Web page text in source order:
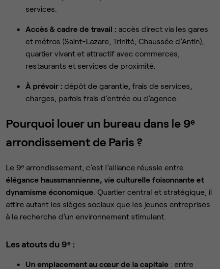
services.
Accès & cadre de travail : accès direct via les gares
et métros (Saint-Lazare, Trinité, Chaussée d’Antin),
quartier vivant et attractif avec commerces,
restaurants et services de proximité.
À prévoir : dépôt de garantie, frais de services,
charges, parfois frais d’entrée ou d’agence.
Pourquoi louer un bureau dans le 9ᵉ
arrondissement de Paris ?
Le 9ᵉ arrondissement, c’est l’alliance réussie entre
élégance haussmannienne, vie culturelle foisonnante et
dynamisme économique . Quartier central et stratégique, il
attire autant les sièges sociaux que les jeunes entreprises
à la recherche d’un environnement stimulant.
Les atouts du 9ᵉ :
Un emplacement au cœur de la capitale : entre